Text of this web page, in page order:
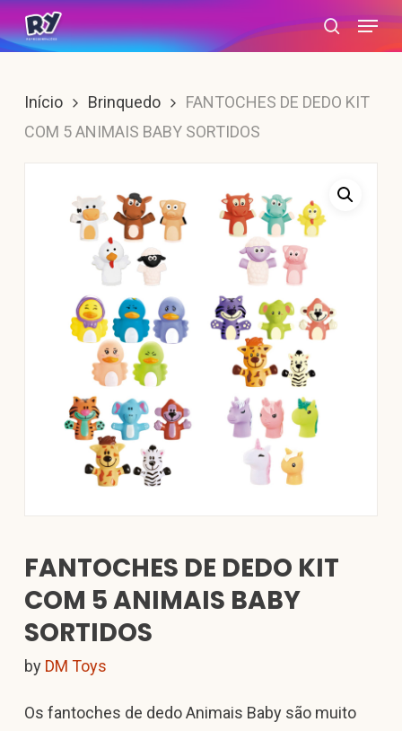
Skip
to
content
search
Menu
Início Brinquedo
FANTOCHES DE DEDO KIT
COM 5 ANIMAIS BABY SORTIDOS
FANTOCHES DE DEDO KIT
COM 5 ANIMAIS BABY
SORTIDOS
by DM Toys
Os fantoches de dedo Animais Baby são muito